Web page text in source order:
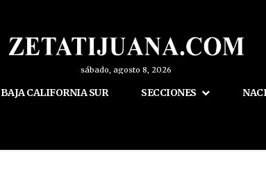
sábado, agosto 8, 2026
BAJA CALIFORNIA SUR SECCIONES